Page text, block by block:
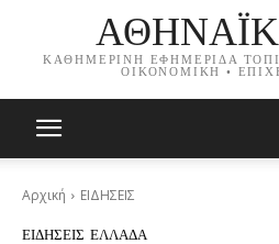
ΚΑΘΗΜΕΡΙΝΗ ΕΦΗΜΕΡΙΔΑ
ΟΙΚΟΝΟΜΙΚΗ •
Αρχική ΕΙΔΗΣΕΙΣ
ΕΙΔΗΣΕΙΣ ΕΛΛΑΔΑ